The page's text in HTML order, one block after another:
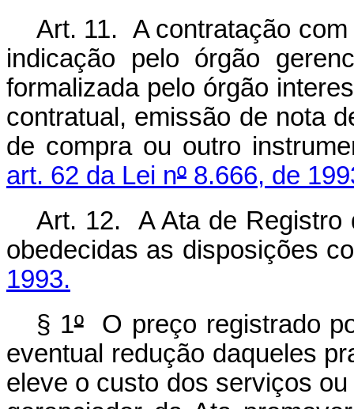
Art. 11. A contratação
indicação pelo órgão
formalizada pelo órgão
contratual, emissão de nota
de compra ou outro
art. 62 da Lei nº 8.666, de
Art. 12. A Ata de Registro
obedecidas as disposições
1993.
§ 1ºO preço registrado
eventual redução daqueles
eleve o custo dos serviços